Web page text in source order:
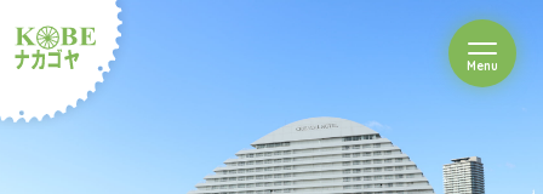
ルショップナカゴヤ
Menuを開閉